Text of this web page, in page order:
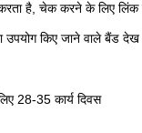
है, चेक करने के लिए
उपयोग किए जाने वाले बैंड
28-35 कार्य दिवस